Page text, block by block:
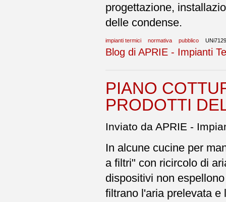
progettazione,
delle condense.
impianti termici normativa pubblico
Blog di APRIE - Impianti
PIANO
PRODOTTI
Inviato da APRIE -
In alcune cucine per
a filtri" con ricircolo di
dispositivi non
filtrano l'aria prelevata